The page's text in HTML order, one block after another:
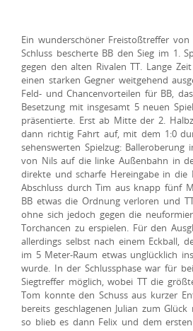
Ein wunderschöner Freistoßtreffer
Schluss bescherte BB den Sieg im 1.
gegen den alten Rivalen TT. Lange
einen starken Gegner weitgehend
Feld- und Chancenvorteilen für BB,
Besetzung mit insgesamt 5 neuen
präsentierte. Erst ab Mitte der 2.
dann richtig Fahrt auf, mit dem 1:0
sehenswerten Spielzug: Balleroberung
von Nils auf die linke Außenbahn in
direkte und scharfe Hereingabe in die
Abschluss durch Tim aus knapp fünf
BB etwas die Ordnung verloren und
ohne sich jedoch gegen die
Torchancen zu erspielen. Für den
allerdings selbst nach einem Eckball,
im 5 Meter-Raum etwas unglücklich
wurde. In der Schlussphase war für
Siegtreffer möglich, wobei TT die
Tom konnte den Schuss aus kurzer
bereits geschlagenen Julian zum
so blieb es dann Felix und dem